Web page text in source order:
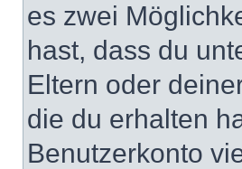
es zwei
hast, dass du
Eltern oder
die du erhalten
Benutzerkonto